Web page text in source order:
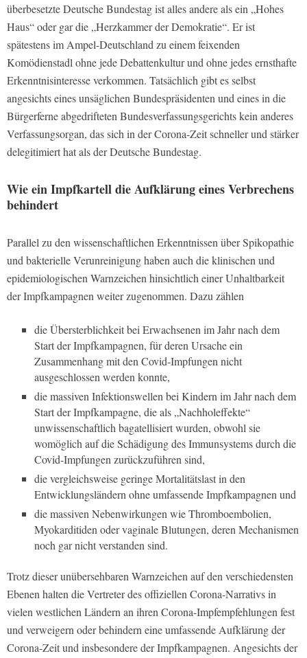
überbesetzte Deutsche Bundestag ist alles andere als ein „Hohes
Haus“ oder gar die „Herzkammer der Demokratie“. Er ist
spätestens im Ampel-Deutschland zu einem feixenden
Komödienstadl ohne jede Debattenkultur und ohne jedes ernsthafte
Erkenntnisinteresse verkommen. Tatsächlich gibt es selbst
angesichts eines unsäglichen Bundespräsidenten und eines in die
Bürgerferne abgedrifteten Bundesverfassungsgerichts kein anderes
Verfassungsorgan, das sich in der Corona-Zeit schneller und stärker
delegitimiert hat als der Deutsche Bundestag.
Wie ein Impfkartell die Aufklärung eines Verbrechens
behindert
Parallel zu den wissenschaftlichen Erkenntnissen über Spikopathie
und bakterielle Verunreinigung haben auch die klinischen und
epidemiologischen Warnzeichen hinsichtlich einer Unhaltbarkeit
der Impfkampagnen weiter zugenommen. Dazu zählen
die Übersterblichkeit bei Erwachsenen im Jahr nach dem
Start der Impfkampagnen, für deren Ursache ein
Zusammenhang mit den Covid-Impfungen nicht
ausgeschlossen werden konnte,
die massiven Infektionswellen bei Kindern im Jahr nach dem
Start der Impfkampagne, die als „Nachholeffekte“
unwissenschaftlich bagatellisiert wurden, obwohl sie
womöglich auf die Schädigung des Immunsystems durch die
Covid-Impfungen zurückzuführen sind,
die vergleichsweise geringe Mortalitätslast in den
Entwicklungsländern ohne umfassende Impfkampagnen und
die massiven Nebenwirkungen wie Thromboembolien,
Myokarditiden oder vaginale Blutungen, deren Mechanismen
noch gar nicht verstanden sind.
Trotz dieser unübersehbaren Warnzeichen auf den verschiedensten
Ebenen halten die Vertreter des offiziellen Corona-Narrativs in
vielen westlichen Ländern an ihren Corona-Impfempfehlungen fest
und verweigern oder behindern eine umfassende Aufklärung der
Corona-Zeit und insbesondere der Impfkampagnen. Angesichts der